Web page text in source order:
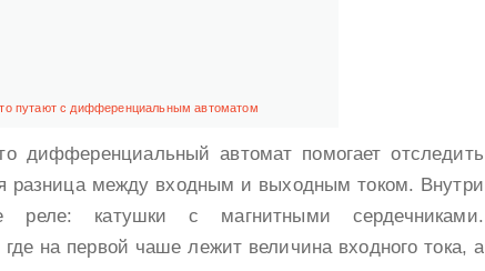
путают с дифференциальным автоматом
дифференциальный автомат помогает отследить
разница между входным и выходным током. Внутри
реле: катушки с магнитными сердечниками.
на первой чаше лежит величина входного тока, а